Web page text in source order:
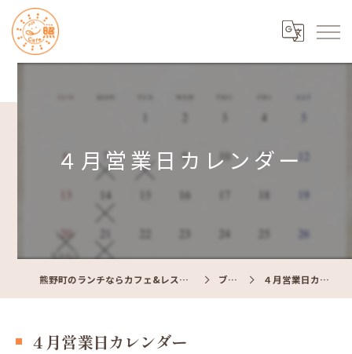
４月営業日カレンダー
熊野町のランチならカフェ&レストラン Cafe照 ブログ ４月営業日カレンダー
４月営業日カレンダー